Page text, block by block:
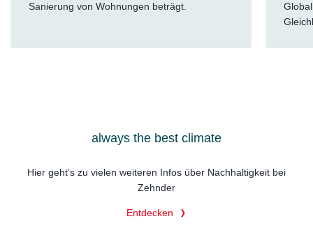
Sanierung von Wohnungen beträgt.
always the best climate
Hier geht’s zu vielen weiteren Infos über Nachhaltigkeit bei
Zehnder
Entdecken